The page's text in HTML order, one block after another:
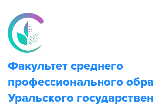
Факультет среднего
профессионального
Уральского